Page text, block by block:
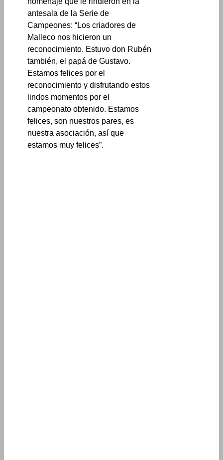
antesala de la Serie de
Campeones: “Los criadores de
Malleco nos hicieron un
reconocimiento. Estuvo don Rubén
también, el papá de Gustavo.
Estamos felices por el
reconocimiento y disfrutando estos
lindos momentos por el
campeonato obtenido. Estamos
felices, son nuestros pares, es
nuestra asociación, así que
estamos muy felices”.